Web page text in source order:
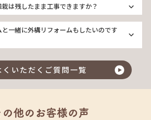
は残したまま工事できますか？
一緒に外構リフォームもしたいのです
くいただくご質問一覧
の他のお客様の声